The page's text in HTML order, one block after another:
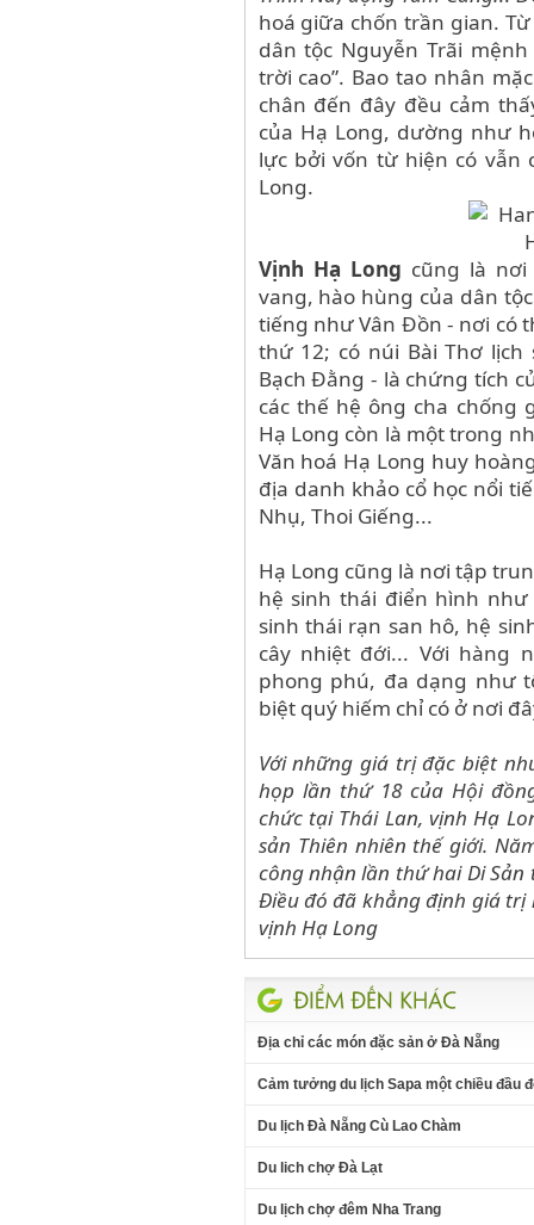
hoá giữa chốn trần gian.
dân tộc Nguyễn Trãi
trời cao”. Bao tao nhân
chân đến đây đều cảm
của Hạ Long, dường như
lực bởi vốn từ hiện có vẫn
Long.
Vịnh Hạ Long cũng là
vang, hào hùng của dân
tiếng như Vân Đồn - nơi có
thứ 12; có núi Bài Thơ
Bạch Đằng - là chứng tích
các thế hệ ông cha chống
Hạ Long còn là một trong
Văn hoá Hạ Long huy
địa danh khảo cổ học nổi
Nhụ, Thoi Giếng...
Hạ Long cũng là nơi tập
hệ sinh thái điển hình
sinh thái rạn san hô, hệ
cây nhiệt đới... Với hàng
phong phú, đa dạng như
biệt quý hiếm chỉ có ở nơi
Với những giá trị đặc biệt
họp lần thứ 18 của Hội
chức tại Thái Lan, vịnh Hạ
sản Thiên nhiên thế giới.
công nhận lần thứ hai Di
Điều đó đã khẳng định giá
vịnh Hạ Long
Địa chỉ các món đặc sản ở Đà Nẵng
Cảm tưởng du lịch Sapa một chiều đầu
Du lịch Đà Nẵng Cù Lao Chàm
Du lich chợ Đà Lạt
Du lịch chợ đêm Nha Trang